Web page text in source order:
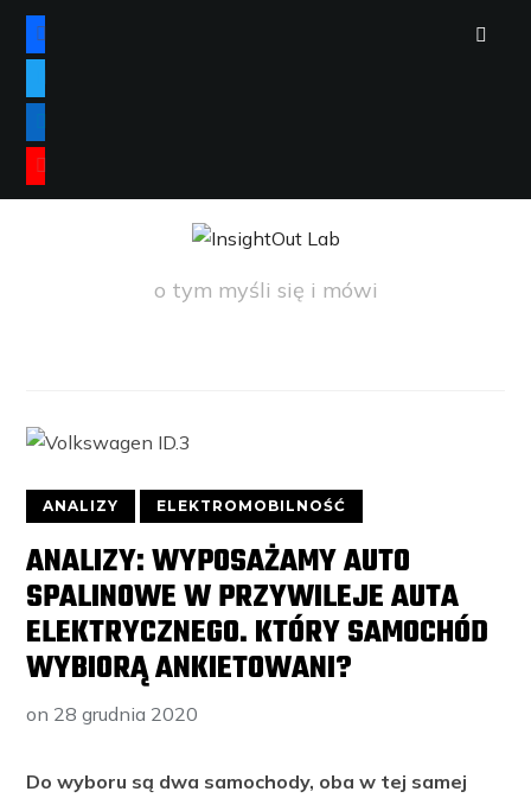
FACEBOOK
YOUTUBE
o tym myśli się i mówi
ANALIZY ELEKTROMOBILNOŚĆ
ANALIZY: WYPOSAŻAMY AUTO
SPALINOWE W PRZYWILEJE AUTA
ELEKTRYCZNEGO. KTÓRY SAMOCHÓD
WYBIORĄ ANKIETOWANI?
on 28 grudnia 2020
Do wyboru są dwa samochody, oba w tej samej